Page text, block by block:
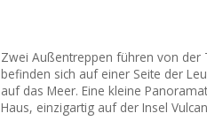
Zwei Außentreppen führen von der
befinden sich auf einer Seite der
auf das Meer. Eine kleine
Haus, einzigartig auf der Insel